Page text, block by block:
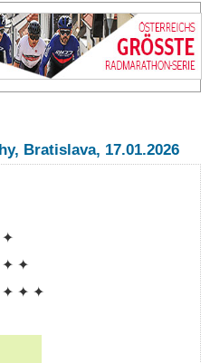
Bratislava, 17.01.2026
✦
✦ ✦